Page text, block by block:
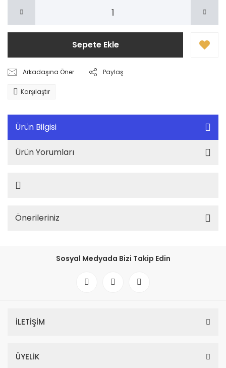
Sepete Ekle
Arkadaşına Öner Paylaş
Karşılaştır
Ürün Bilgisi
Ürün Yorumları
Önerileriniz
Sosyal Medyada Bizi Takip Edin
İLETİŞİM
ÜYELİK